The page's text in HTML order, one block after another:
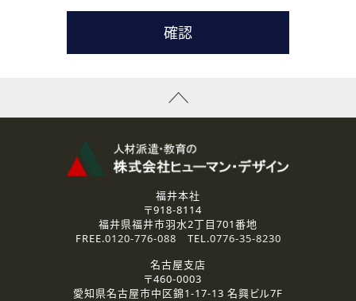
たします。
( 3 ) スタッフ派遣を検討されている企業の皆様
お問い合わせの内容に回答するために利用いたします。
なお、ご連絡手段は、電話・Ｅメールのいずれかの方法とい
資料送付、受講相談に関するご連絡のために利用いたしま
その他、お問い合わせの内容に回答するために利用いたし
なお、ご連絡手段は、電話・Ｅメールのいずれかの方法とい
2.個人情報の第三者提供
ご提供いただいた個人情報は、法令等の規定に従う場合を除き、
3.個人情報の取り扱いの委託
弊社の定める個人情報保護の評価基準を満たした委託先に、個
福井本社
〒918-8114
福井県福井市羽水2丁目701番地
FREE.0120-776-088 TEL.0776-35-8230
名古屋支店
〒460-0003
愛知県名古屋市中区錦1-17-13 名興ビル7F